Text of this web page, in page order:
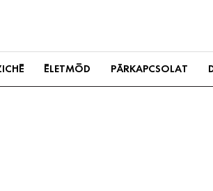
ÉLETMÓD PÁRKAPCSOLAT